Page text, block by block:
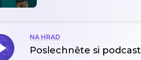
NA HRAD
Poslechněte si podcast